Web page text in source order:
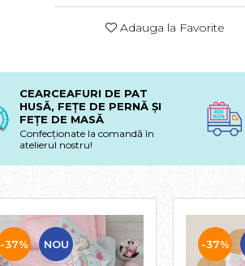
Adauga la Favorite
CEARCEAFURI DE PAT
HUSĂ, FEȚE DE PERNĂ ȘI
FEȚE DE MASĂ
Confecționate la comandă în
atelierul nostru!
-37% NOU -37%